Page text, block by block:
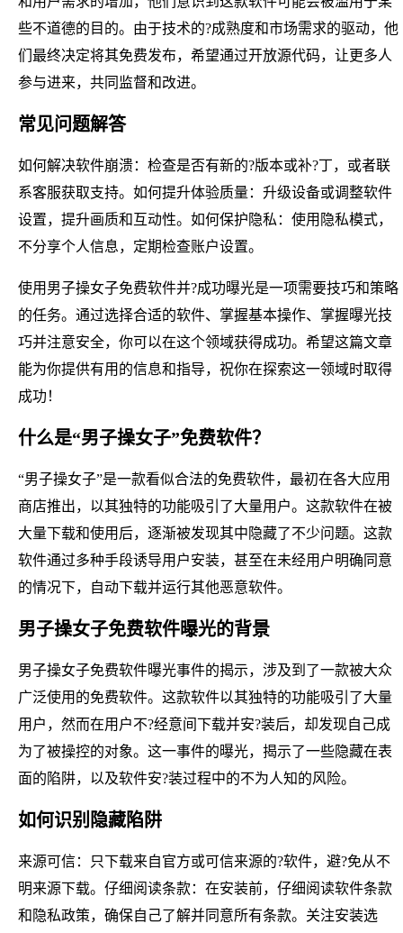
些不道德的目的。由于技术的?成熟度和市场需求的驱动，他
们最终决定将其免费发布，希望通过开放源代码，让更多人
参与进来，共同监督和改进。
常见问题解答
如何解决软件崩溃：检查是否有新的?版本或补?丁，或者联
系客服获取支持。如何提升体验质量：升级设备或调整软件
设置，提升画质和互动性。如何保护隐私：使用隐私模式，
不分享个人信息，定期检查账户设置。
使用男子操女子免费软件并?成功曝光是一项需要技巧和策略
的任务。通过选择合适的软件、掌握基本操作、掌握曝光技
巧并注意安全，你可以在这个领域获得成功。希望这篇文章
能为你提供有用的信息和指导，祝你在探索这一领域时取得
成功！
什么是“男子操女子”免费软件？
“男子操女子”是一款看似合法的免费软件，最初在各大应用
商店推出，以其独特的功能吸引了大量用户。这款软件在被
大量下载和使用后，逐渐被发现其中隐藏了不少问题。这款
软件通过多种手段诱导用户安装，甚至在未经用户明确同意
的情况下，自动下载并运行其他恶意软件。
男子操女子免费软件曝光的背景
男子操女子免费软件曝光事件的揭示，涉及到了一款被大众
广泛使用的免费软件。这款软件以其独特的功能吸引了大量
用户，然而在用户不?经意间下载并安?装后，却发现自己成
为了被操控的对象。这一事件的曝光，揭示了一些隐藏在表
面的陷阱，以及软件安?装过程中的不为人知的风险。
如何识别隐藏陷阱
来源可信：只下载来自官方或可信来源的?软件，避?免从不
明来源下载。仔细阅读条款：在安装前，仔细阅读软件条款
和隐私政策，确保自己了解并同意所有条款。关注安装选